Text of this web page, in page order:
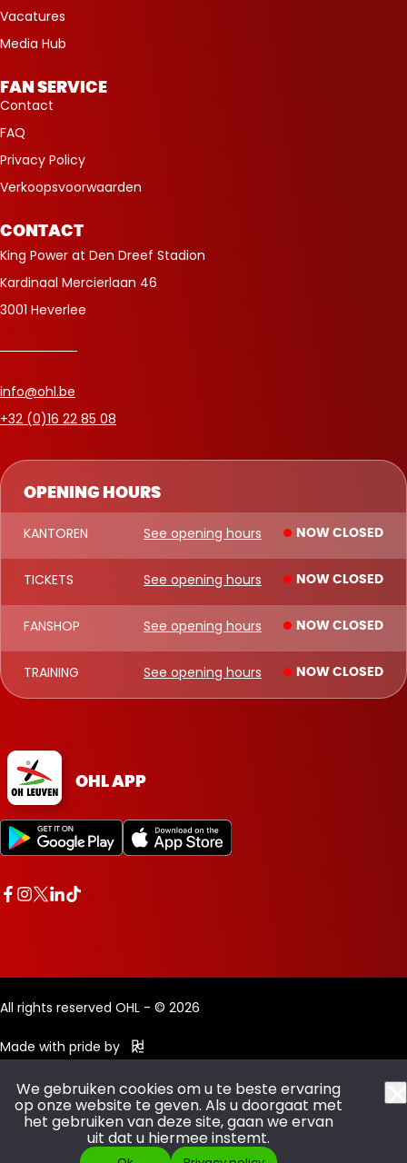
OPENING HOURS
KANTOREN See opening hours NOW CLOSED
TICKETS See opening hours NOW CLOSED
FANSHOP See opening hours NOW CLOSED
TRAINING See opening hours NOW CLOSED
Vacatures
Media Hub
FAN SERVICE
Contact
FAQ
Privacy Policy
Verkoopsvoorwaarden
CONTACT
King Power at Den Dreef Stadion
Kardinaal Mercierlaan 46
3001 Heverlee
info@ohl.be
+32 (0)16 22 85 08
OHL APP
All rights reserved OHL - © 2026
Made with pride by
We gebruiken cookies om u te beste ervaring
op onze website te geven. Als u doorgaat met
het gebruiken van deze site, gaan we ervan
uit dat u hiermee instemt.